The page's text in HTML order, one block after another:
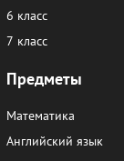
6 класс
7 класс
Предметы
Математика
Английский язык